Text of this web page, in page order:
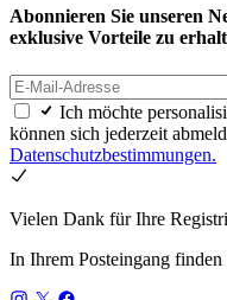
Abonnieren Sie unseren
exklusive Vorteile zu
Ich möchte
können sich jederzeit
Datenschutzbestimmungen.
Vielen Dank für Ihre
In Ihrem Posteingang